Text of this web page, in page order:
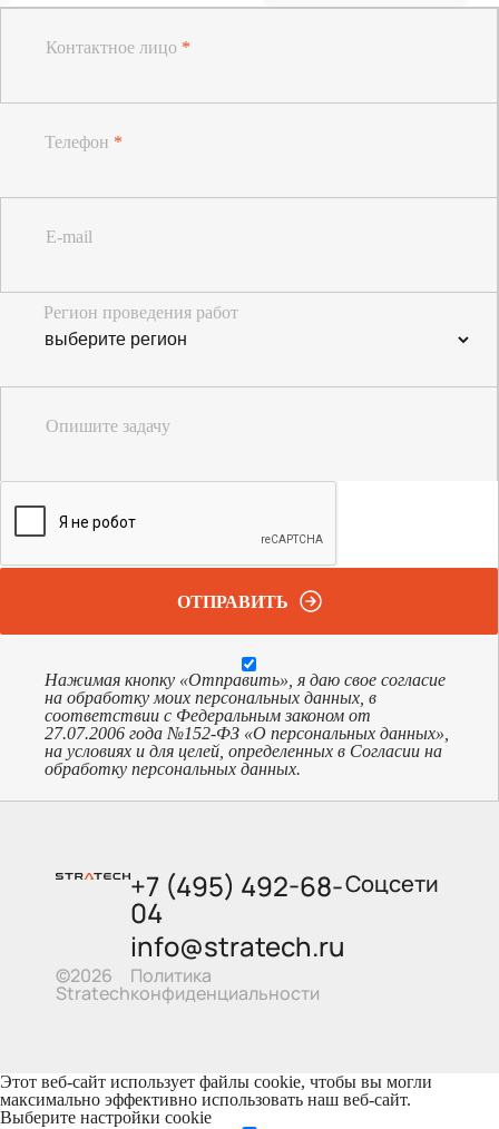
Контактное лицо *
Телефон *
E-mail
Регион проведения работ
Опишите задачу
ОТПРАВИТЬ
Нажимая кнопку «Отправить», я даю свое согласие
на обработку моих персональных данных, в
соответствии с Федеральным законом от
27.07.2006 года №152-ФЗ «О персональных данных»,
на условиях и для целей, определенных в Согласии на
обработку персональных данных.
©2026
Stratech
+7 (495) 492-68-
04
info@stratech.ru
Политика
конфиденциальности
Соцсети
Этот веб-сайт использует файлы cookie, чтобы вы могли
максимально эффективно использовать наш веб-сайт.
Выберите настройки cookie